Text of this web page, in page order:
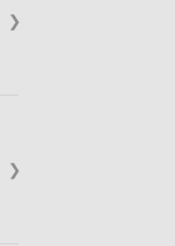
❯
❯